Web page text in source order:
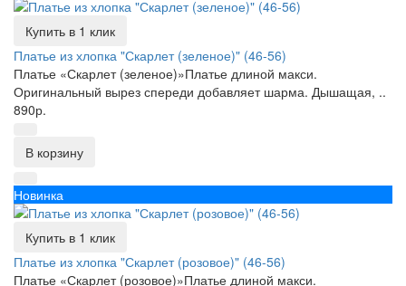
Купить в 1 клик
Платье из хлопка "Скарлет (зеленое)" (46-56)
Платье «Скарлет (зеленое)»Платье длиной макси.
Оригинальный вырез спереди добавляет шарма. Дышащая, ..
890р.
В корзину
Новинка
Купить в 1 клик
Платье из хлопка "Скарлет (розовое)" (46-56)
Платье «Скарлет (розовое)»Платье длиной макси.